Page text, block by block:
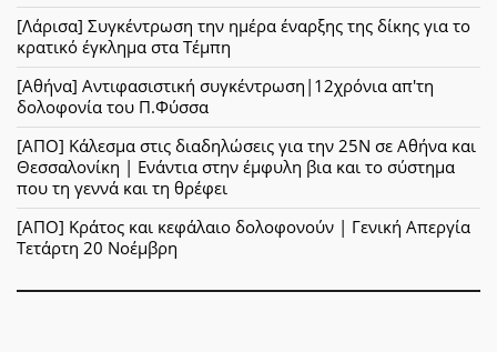
[Λάρισα] Συγκέντρωση την ημέρα έναρξης της δίκης για το
κρατικό έγκλημα στα Τέμπη
[Αθήνα] Αντιφασιστική συγκέντρωση|12χρόνια απ'τη
δολοφονία του Π.Φύσσα
[ΑΠΟ] Κάλεσμα στις διαδηλώσεις για την 25Ν σε Αθήνα και
Θεσσαλονίκη | Ενάντια στην έμφυλη βια και το σύστημα
που τη γεννά και τη θρέφει
[ΑΠΟ] Κράτος και κεφάλαιο δολοφονούν | Γενική Απεργία
Τετάρτη 20 Νοέμβρη